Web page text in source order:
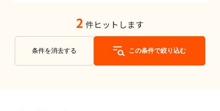
2 件ヒットします
条件を消去する この条件で絞り込む